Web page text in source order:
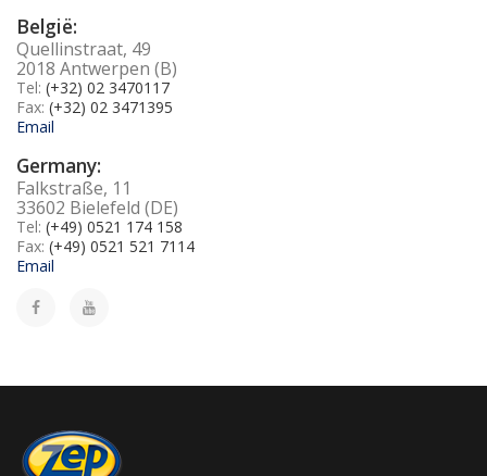
België:
Quellinstraat, 49
2018 Antwerpen (B)
Tel: (+32) 02 3470117
Fax: (+32) 02 3471395
Email
Germany:
Falkstraße, 11
33602 Bielefeld (DE)
Tel: (+49) 0521 174 158
Fax: (+49) 0521 521 7114
Email